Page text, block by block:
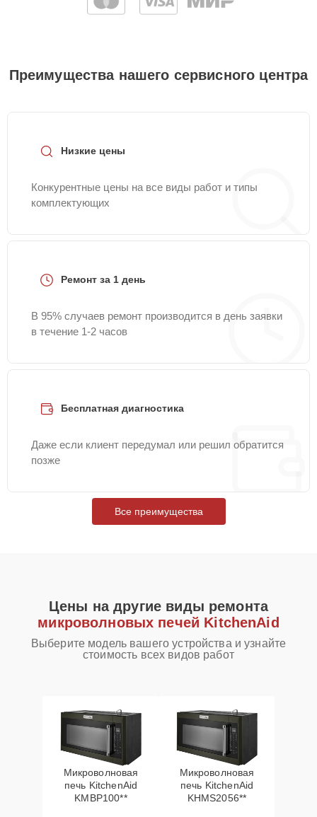
Преимущества нашего сервисного центра
Низкие цены
Конкурентные цены на все виды работ и типы
комплектующих
Ремонт за 1 день
В 95% случаев ремонт производится в день заявки
в течение 1-2 часов
Бесплатная диагностика
Даже если клиент передумал или решил обратится
позже
Все преимущества
Цены на другие виды ремонта
микроволновых печей KitchenAid
Выберите модель вашего устройства и узнайте
стоимость всех видов работ
Микроволновая
печь KitchenAid
KMBP100**
Микроволновая
печь KitchenAid
KHMS2056**